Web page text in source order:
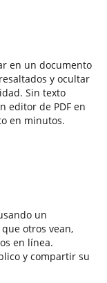
en un documento
y ocultar
Sin texto
editor de PDF en
en minutos.
un
otros vean,
en línea.
y compartir su